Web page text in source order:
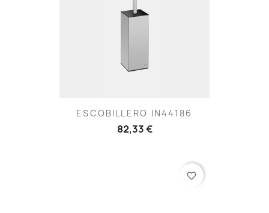
ESCOBILLERO IN44186
82,33 €
favorite_border